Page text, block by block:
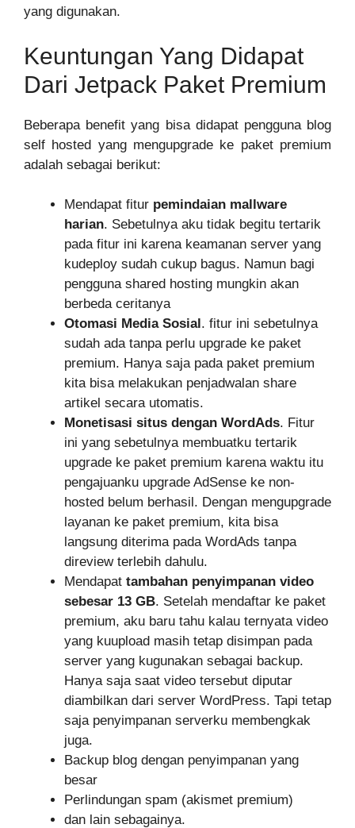
yang digunakan.
Keuntungan Yang Didapat
Dari Jetpack Paket Premium
Beberapa benefit yang bisa didapat pengguna blog
self hosted yang mengupgrade ke paket premium
adalah sebagai berikut:
Mendapat fitur pemindaian mallware
harian. Sebetulnya aku tidak begitu tertarik
pada fitur ini karena keamanan server yang
kudeploy sudah cukup bagus. Namun bagi
pengguna shared hosting mungkin akan
berbeda ceritanya
Otomasi Media Sosial. fitur ini sebetulnya
sudah ada tanpa perlu upgrade ke paket
premium. Hanya saja pada paket premium
kita bisa melakukan penjadwalan share
artikel secara utomatis.
Monetisasi situs dengan WordAds. Fitur
ini yang sebetulnya membuatku tertarik
upgrade ke paket premium karena waktu itu
pengajuanku upgrade AdSense ke non-
hosted belum berhasil. Dengan mengupgrade
layanan ke paket premium, kita bisa
langsung diterima pada WordAds tanpa
direview terlebih dahulu.
Mendapat tambahan penyimpanan video
sebesar 13 GB. Setelah mendaftar ke paket
premium, aku baru tahu kalau ternyata video
yang kuupload masih tetap disimpan pada
server yang kugunakan sebagai backup.
Hanya saja saat video tersebut diputar
diambilkan dari server WordPress. Tapi tetap
saja penyimpanan serverku membengkak
juga.
Backup blog dengan penyimpanan yang
besar
Perlindungan spam (akismet premium)
dan lain sebagainya.